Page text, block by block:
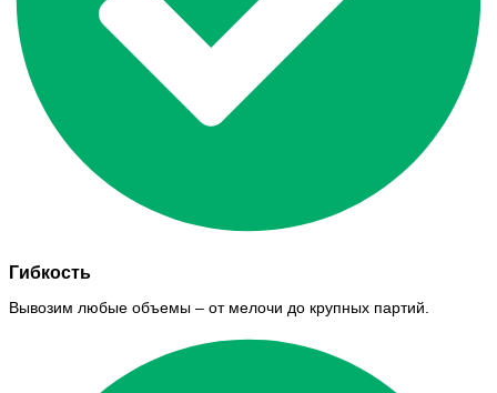
Гибкость
Вывозим любые объемы – от мелочи до крупных партий.